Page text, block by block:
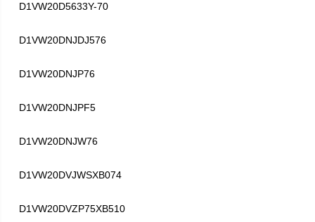
D1VW20D5633Y-70
D1VW20DNJDJ576
D1VW20DNJP76
D1VW20DNJPF5
D1VW20DNJW76
D1VW20DVJWSXB074
D1VW20DVZP75XB510